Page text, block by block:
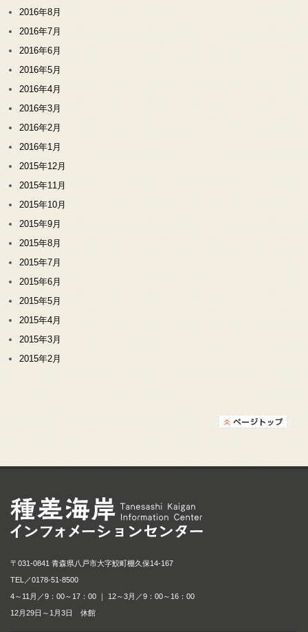
2016年8月
2016年7月
2016年6月
2016年5月
2016年4月
2016年3月
2016年2月
2016年1月
2015年12月
2015年11月
2015年10月
2015年9月
2015年8月
2015年7月
2015年6月
2015年5月
2015年4月
2015年3月
2015年2月
〒031-0841 青森県八戸市大字鮫町棚久保14-167
TEL／0178-51-8500
4～11月／9：00～17：00 ｜ 12～3月／9：00～16：00
12月29日～1月3日 休館